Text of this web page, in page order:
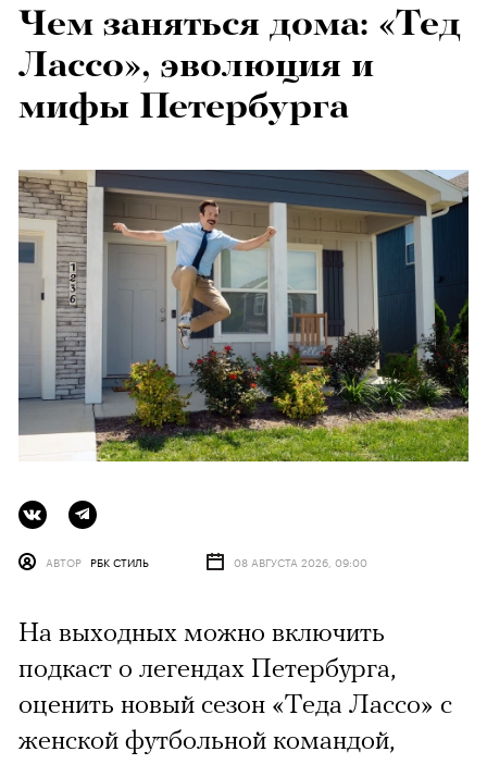
Чем заняться дома: «Тед
Лассо», эволюция и
мифы Петербурга
АВТОР РБК СТИЛЬ 08 АВГУСТА 2026, 09:00
На выходных можно включить
подкаст о легендах Петербурга,
оценить новый сезон «Теда Лассо» с
женской футбольной командой,